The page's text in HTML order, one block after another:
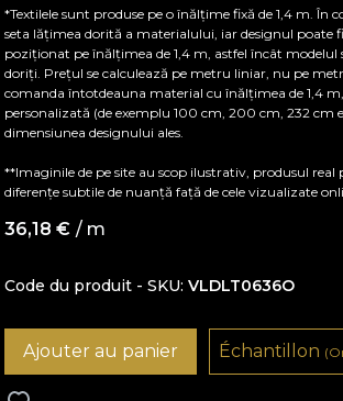
*Textilele sunt produse pe o înălțime fixă de 1,4 m. În
seta lățimea dorită a materialului, iar designul poate
poziționat pe înălțimea de 1,4 m, astfel încât modelul
doriți. Prețul se calculează pe metru liniar, nu pe
comanda întotdeauna material cu înălțimea de 1,4
personalizată (de exemplu 100 cm, 200 cm, 232 cm
dimensiunea designului ales.
**Imaginile de pe site au scop ilustrativ, produsul real
diferențe subtile de nuanță față de cele vizualizate
36,18€ / m
Code du produit - SKU VLDLT0636O
Ajouter au panier Échantillon